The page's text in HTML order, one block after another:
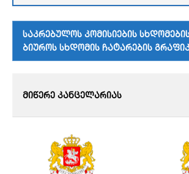
საკრებულოს კომისიების
ბიუროს სხდომის ჩატარების
მიწერე კანცელარიას